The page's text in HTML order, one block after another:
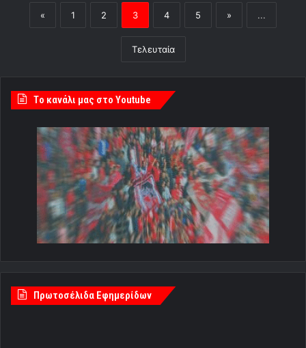
« 1 2 3 4 5 » ...
Τελευταία
Tο κανάλι μας στο Youtube
Πρωτοσέλιδα Εφημερίδων